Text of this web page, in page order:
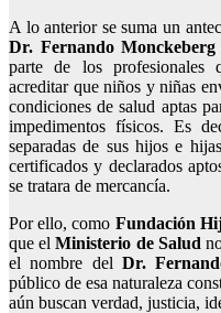
A lo anterior se suma un
Dr. Fernando Monckeberg
parte de los profesionales
acreditar que niños y niñas
condiciones de salud aptas
impedimentos físicos. Es
separadas de sus hijos e
certificados y declarados
se tratara de mercancía.
Por ello, como Fundación
que elMinisterio de Salud
el nombre del Dr.
público de esa naturaleza
aún buscan verdad, justicia,